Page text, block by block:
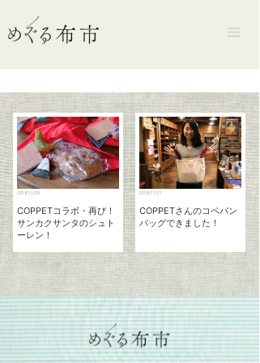
2018/12/03
COPPETコラボ・再び！
サンカクサンタのシュト
ーレン！
2018/11/21
COPPETさんのコペパン
バッグできました！